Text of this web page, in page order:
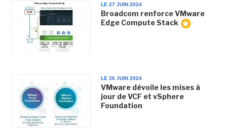
LE 27 JUIN 2024
Broadcom renforce VMware
Edge Compute Stack
LE 26 JUIN 2024
VMware dévoile les mises à
jour de VCF et vSphere
Foundation